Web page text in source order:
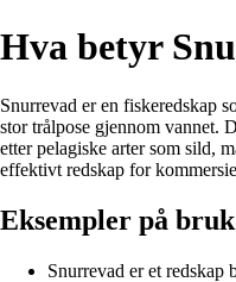
Hva betyr
Snurrevad er en fiskeredskap
stor trålpose gjennom vannet.
etter pelagiske arter som sild,
effektivt redskap for
Eksempler på bruk
Snurrevad er et